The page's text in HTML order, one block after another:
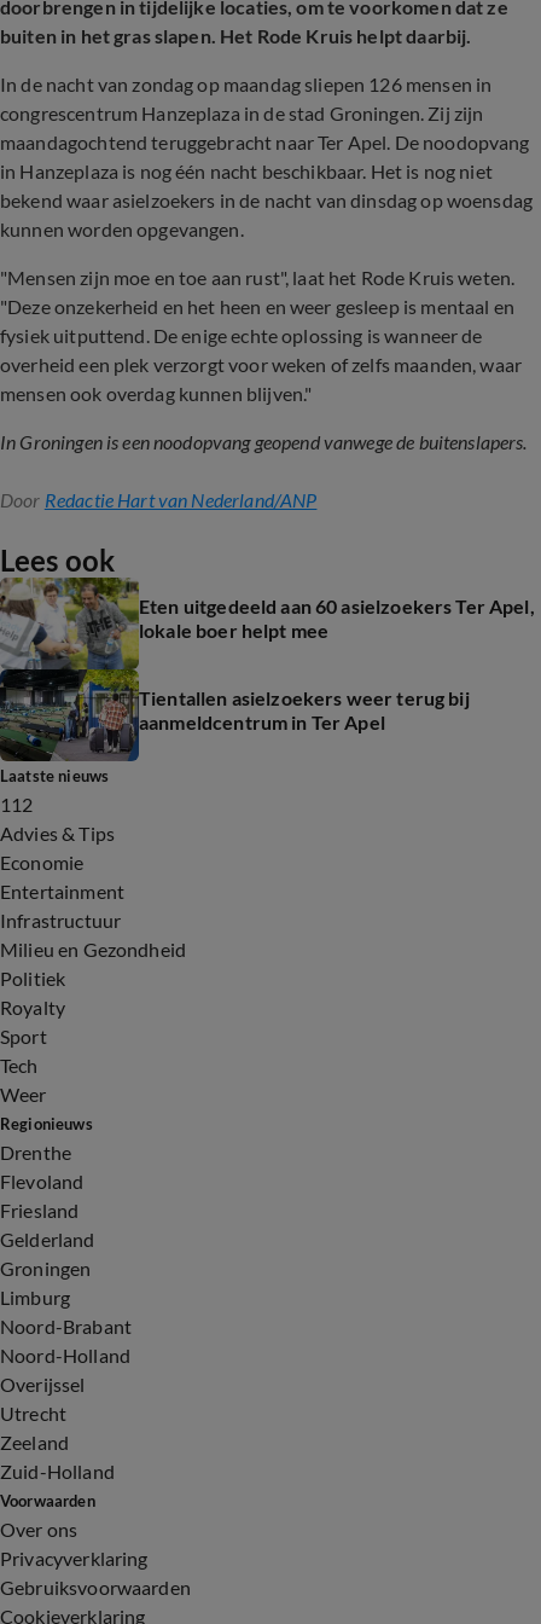
doorbrengen in tijdelijke locaties, om te voorkomen dat ze
buiten in het gras slapen. Het Rode Kruis helpt daarbij.
In de nacht van zondag op maandag sliepen 126 mensen in
congrescentrum Hanzeplaza in de stad Groningen. Zij zijn
maandagochtend teruggebracht naar Ter Apel. De noodopvang
in Hanzeplaza is nog één nacht beschikbaar. Het is nog niet
bekend waar asielzoekers in de nacht van dinsdag op woensdag
kunnen worden opgevangen.
"Mensen zijn moe en toe aan rust", laat het Rode Kruis weten.
"Deze onzekerheid en het heen en weer gesleep is mentaal en
fysiek uitputtend. De enige echte oplossing is wanneer de
overheid een plek verzorgt voor weken of zelfs maanden, waar
mensen ook overdag kunnen blijven."
In Groningen is een noodopvang geopend vanwege de buitenslapers.
Door Redactie Hart van Nederland/ANP
Lees ook
Eten uitgedeeld aan 60 asielzoekers Ter Apel,
lokale boer helpt mee
Tientallen asielzoekers weer terug bij
aanmeldcentrum in Ter Apel
Laatste nieuws
112
Advies & Tips
Economie
Entertainment
Infrastructuur
Milieu en Gezondheid
Politiek
Royalty
Sport
Tech
Weer
Regionieuws
Drenthe
Flevoland
Friesland
Gelderland
Groningen
Limburg
Noord-Brabant
Noord-Holland
Overijssel
Utrecht
Zeeland
Zuid-Holland
Voorwaarden
Over ons
Privacyverklaring
Gebruiksvoorwaarden
Cookieverklaring